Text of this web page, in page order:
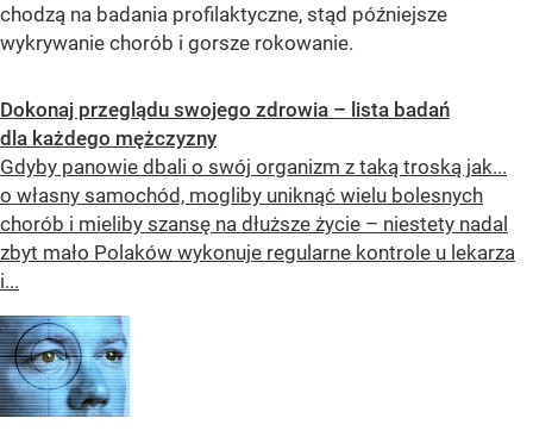
chodzą na badania profilaktyczne, stąd późniejsze
wykrywanie chorób i gorsze rokowanie.
Dokonaj przeglądu swojego zdrowia – lista badań
dla każdego mężczyzny
Gdyby panowie dbali o swój organizm z taką troską jak...
o własny samochód, mogliby uniknąć wielu bolesnych
chorób i mieliby szansę na dłuższe życie – niestety nadal
zbyt mało Polaków wykonuje regularne kontrole u lekarza
i...